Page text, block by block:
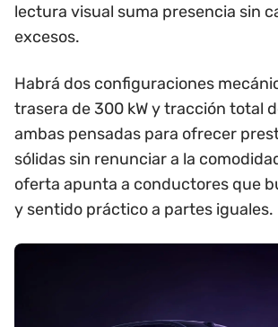
lectura visual suma presencia sin
excesos.
Habrá dos configuraciones
trasera de 300 kW y tracción total
ambas pensadas para ofrecer
sólidas sin renunciar a la
oferta apunta a conductores que
y sentido práctico a partes iguales.